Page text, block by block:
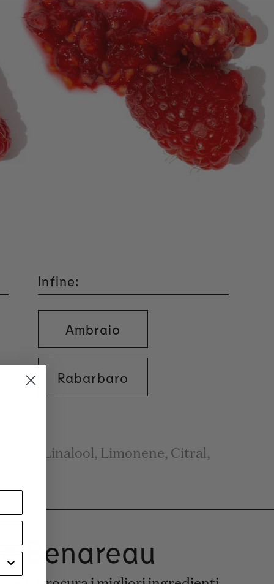
Infine:
Ambraio
Rabarbaro
Eau, Linalool, Limonene, Citral,
Benareau